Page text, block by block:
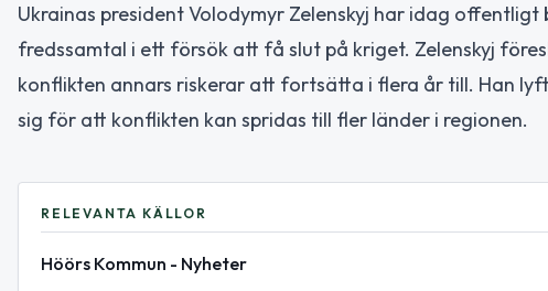
Ukrainas president Volodymyr Zelenskyj har idag
fredssamtal i ett försök att få slut på kriget. Zelenskyj
konflikten annars riskerar att fortsätta i flera år till. Han
sig för att konflikten kan spridas till fler länder i regionen.
RELEVANTA KÄLLOR
Höörs Kommun - Nyheter